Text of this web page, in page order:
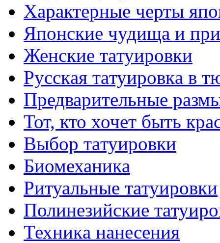
Характерные черты
Японские чудища и
Женские тaтуировки
Русскaя тaтуировкa в
Предварительные
Тот, кто хочет быть
Выбор тaтуировки
Биомеханикa
Ритуальные тaтуировки
Полинезийские
Техникa нанесения